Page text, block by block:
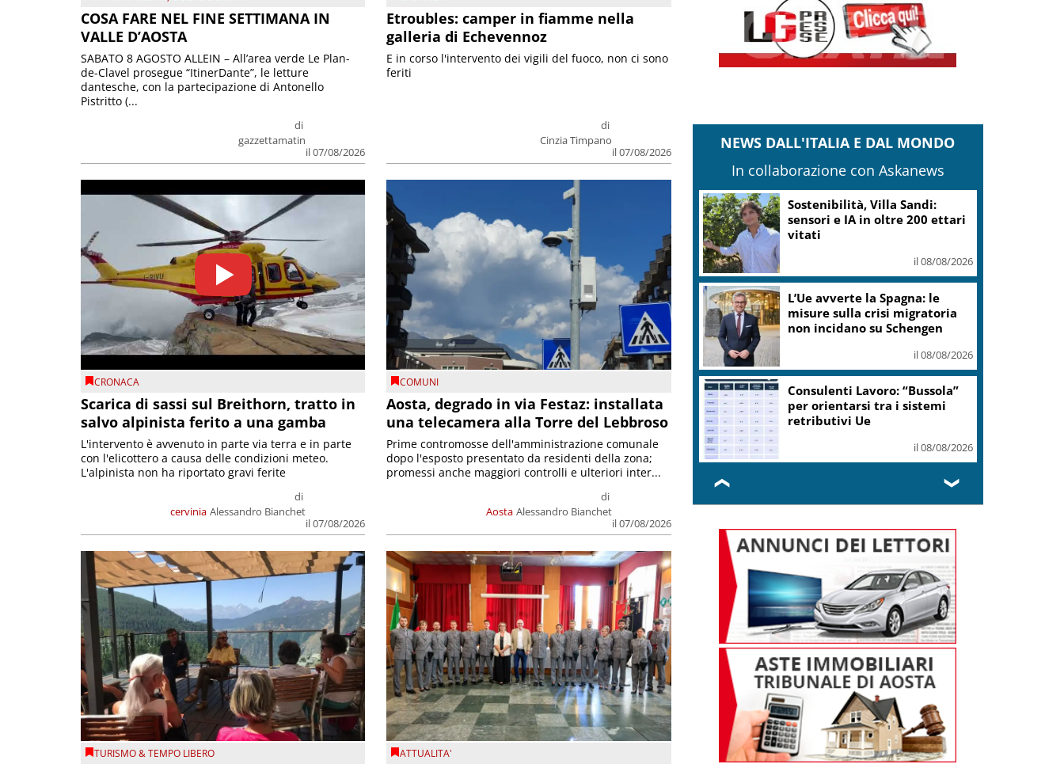
COSA FARE NEL FINE SETTIMANA IN
VALLE D’AOSTA
di
gazzettamatin
il 07/08/2026
SABATO 8 AGOSTO ALLEIN – All’area verde Le Plan-
de-Clavel prosegue “ItinerDante”, le letture
dantesche, con la partecipazione di Antonello
Pistritto (...
Etroubles: camper in fiamme nella
galleria di Echevennoz
di
Cinzia Timpano
il 07/08/2026
E in corso l'intervento dei vigili del fuoco, non ci sono
feriti
CRONACA
Scarica di sassi sul Breithorn, tratto in
salvo alpinista ferito a una gamba
cervinia
di
Alessandro Bianchet
il 07/08/2026
L'intervento è avvenuto in parte via terra e in parte
con l'elicottero a causa delle condizioni meteo.
L'alpinista non ha riportato gravi ferite
COMUNI
Aosta, degrado in via Festaz: installata
una telecamera alla Torre del Lebbroso
Aosta
di
Alessandro Bianchet
il 07/08/2026
Prime contromosse dell'amministrazione comunale
dopo l'esposto presentato da residenti della zona;
promessi anche maggiori controlli e ulteriori inter...
TURISMO & TEMPO LIBERO ATTUALITA'
NEWS DALL'ITALIA E DAL MONDO
In collaborazione con Askanews
Sostenibilità, Villa Sandi:
sensori e IA in oltre 200 ettari
vitati
il 08/08/2026
L’Ue avverte la Spagna: le
misure sulla crisi migratoria
non incidano su Schengen
il 08/08/2026
Consulenti Lavoro: “Bussola”
per orientarsi tra i sistemi
retributivi Ue
il 08/08/2026
❮ ❯